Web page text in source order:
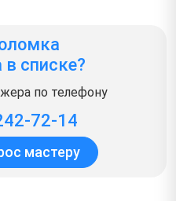
в списке?
по телефону
72-14
мастеру